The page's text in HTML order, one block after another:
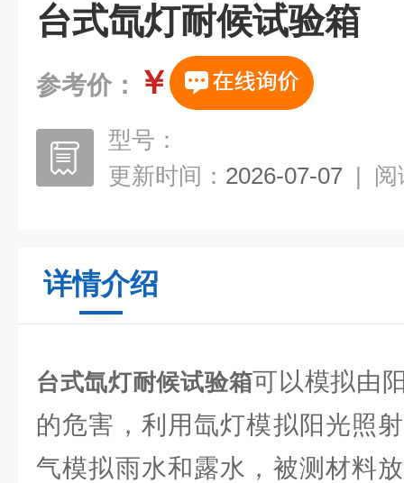
台式氙灯耐候试验箱
参考价： ￥
型号：
更新时间： 2026-07-07 | 阅
详情介绍
台式氙灯耐候试验箱可以模拟由
的危害，利用氙灯模拟阳光照
气模拟雨水和露水，被测材料